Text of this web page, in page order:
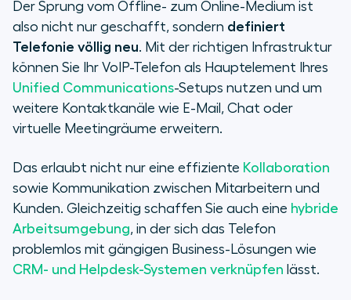
Der Sprung vom Offline- zum Online-Medium ist
also nicht nur geschafft, sondern definiert
Telefonie völlig neu. Mit der richtigen Infrastruktur
können Sie Ihr VoIP-Telefon als Hauptelement Ihres
Unified Communications-Setups nutzen und um
weitere Kontaktkanäle wie E-Mail, Chat oder
virtuelle Meetingräume erweitern.
Das erlaubt nicht nur eine effiziente Kollaboration
sowie Kommunikation zwischen Mitarbeitern und
Kunden. Gleichzeitig schaffen Sie auch eine hybride
Arbeitsumgebung, in der sich das Telefon
problemlos mit gängigen Business-Lösungen wie
CRM- und Helpdesk-Systemen verknüpfen lässt.